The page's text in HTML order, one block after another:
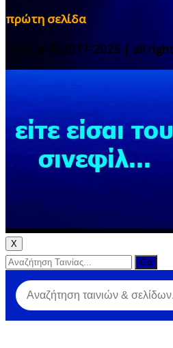
πρώτη σελίδα
filmy.gr © 2017-2025 | all
X